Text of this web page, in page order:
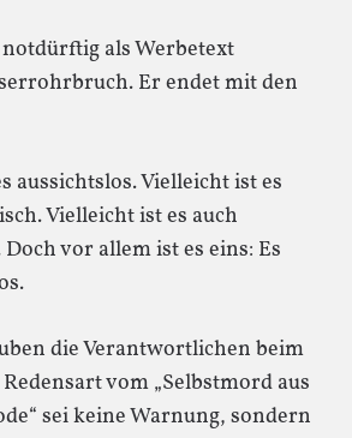
als Werbetext
Er endet mit den
aussichtslos. Vielleicht ist es
Vielleicht ist es auch
vor allem ist es eins: Es
die Verantwortlichen beim
vom „Selbstmord aus
sei keine Warnung, sondern